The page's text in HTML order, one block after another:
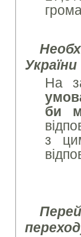
України
На
би
з